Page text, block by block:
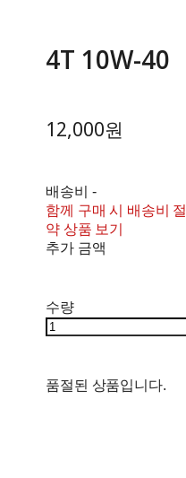
4T 10W-40
12,000원
배송비 -
함께 구매 시 배송비 절
약 상품 보기
추가 금액
수량
품절된 상품입니다.